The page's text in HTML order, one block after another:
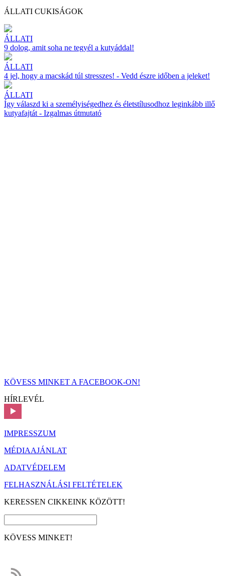
ÁLLATI CUKISÁGOK
ÁLLATI
9 dolog, amit soha ne tegyél a kutyáddal!
ÁLLATI
4 jel, hogy a macskád túl stresszes! - Vedd észre időben a jeleket!
ÁLLATI
Így válaszd ki a személyiségedhez és életstílusodhoz leginkább illő
kutyafajtát - Izgalmas útmutató
KÖVESS MINKET A FACEBOOK-ON!
HÍRLEVÉL
IMPRESSZUM
MÉDIAAJÁNLAT
ADATVÉDELEM
FELHASZNÁLÁSI FELTÉTELEK
KERESSEN CIKKEINK KÖZÖTT!
KÖVESS MINKET!